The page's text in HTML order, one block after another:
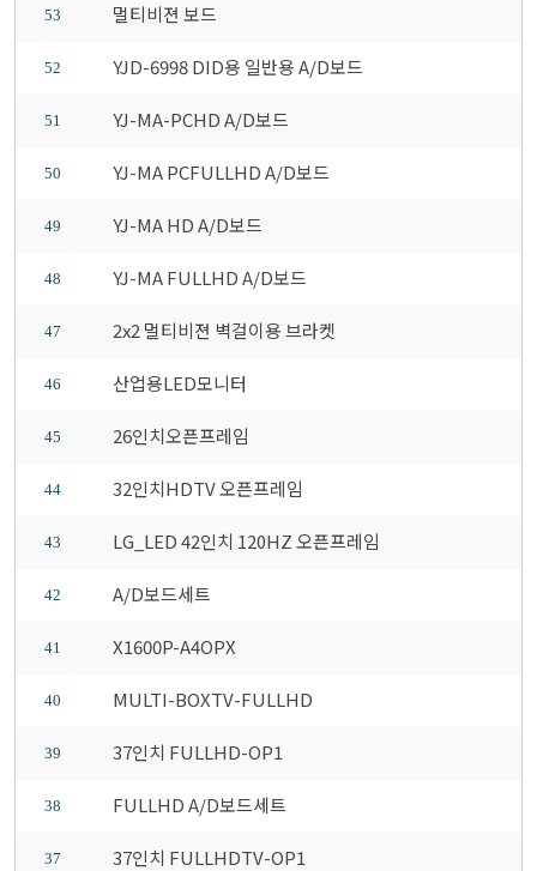
53 멀티비젼 보드
52 YJD-6998 DID용 일반용 A/D보드
51 YJ-MA-PCHD A/D보드
50 YJ-MA PCFULLHD A/D보드
49 YJ-MA HD A/D보드
48 YJ-MA FULLHD A/D보드
47 2x2 멀티비젼 벽걸이용 브라켓
46 산업용LED모니터
45 26인치오픈프레임
44 32인치HDTV 오픈프레임
43 LG_LED 42인치 120HZ 오픈프레임
42 A/D보드세트
41 X1600P-A4OPX
40 MULTI-BOXTV-FULLHD
39 37인치 FULLHD-OP1
38 FULLHD A/D보드세트
37 37인치 FULLHDTV-OP1